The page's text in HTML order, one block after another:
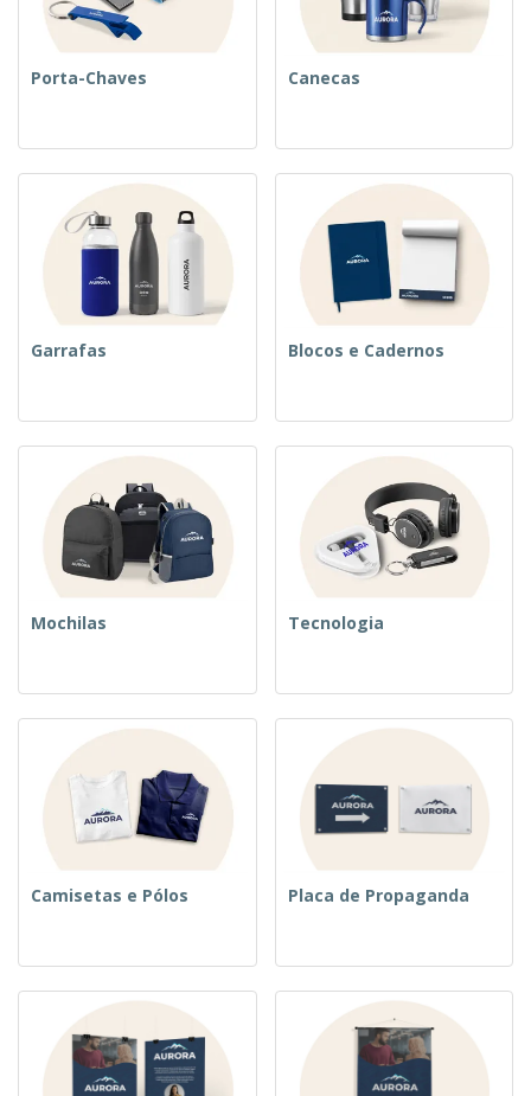
Porta-Chaves Canecas
Garrafas Blocos e Cadernos
Mochilas Tecnologia
Camisetas e Pólos Placa de Propaganda